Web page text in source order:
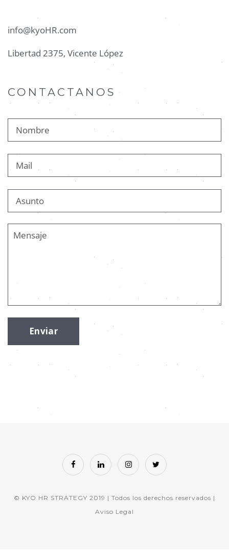
info@kyoHR.com
Libertad 2375, Vicente López
CONTACTANOS
© KYO HR STRATEGY 2019 | Todos los derechos reservados |
Aviso Legal